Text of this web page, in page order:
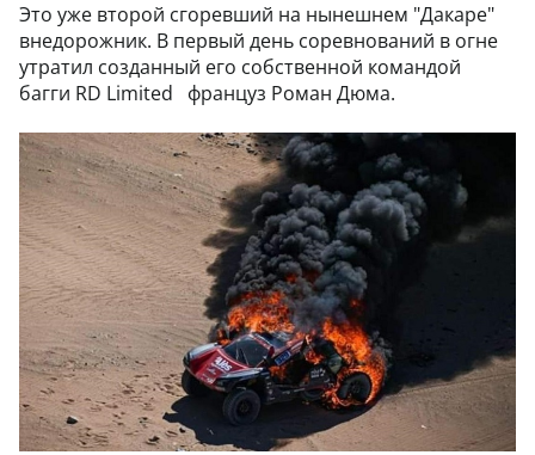
Это уже второй сгоревший на нынешнем "Дакаре"
внедорожник. В первый день соревнований в огне
утратил созданный его собственной командой
багги RD Limited француз Роман Дюма.